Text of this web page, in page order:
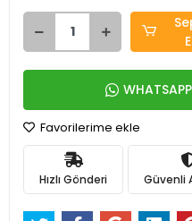
Favorilerime ekle
Hızlı Gönderi Güvenli